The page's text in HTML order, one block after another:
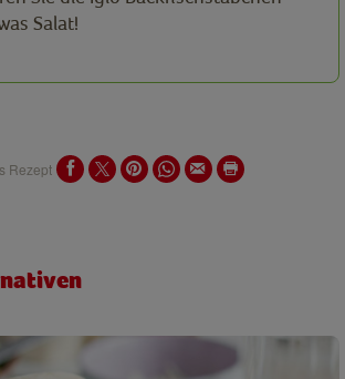
Salat!
Rezept